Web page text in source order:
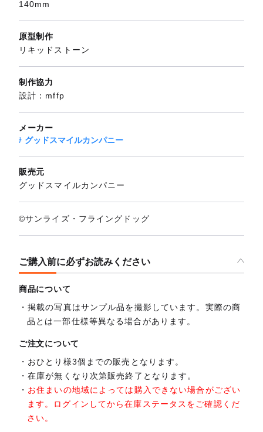
140mm
原型制作
リキッドストーン
制作協力
設計：mffp
メーカー
グッドスマイルカンパニー
販売元
グッドスマイルカンパニー
©サンライズ・フライングドッグ
ご購入前に必ずお読みください
商品について
掲載の写真はサンプル品を撮影しています。実際の商
品とは一部仕様等異なる場合があります。
ご注文について
おひとり様3個までの販売となります。
在庫が無くなり次第販売終了となります。
お住まいの地域によっては購入できない場合がござい
ます。ログインしてから在庫ステータスをご確認くだ
さい。